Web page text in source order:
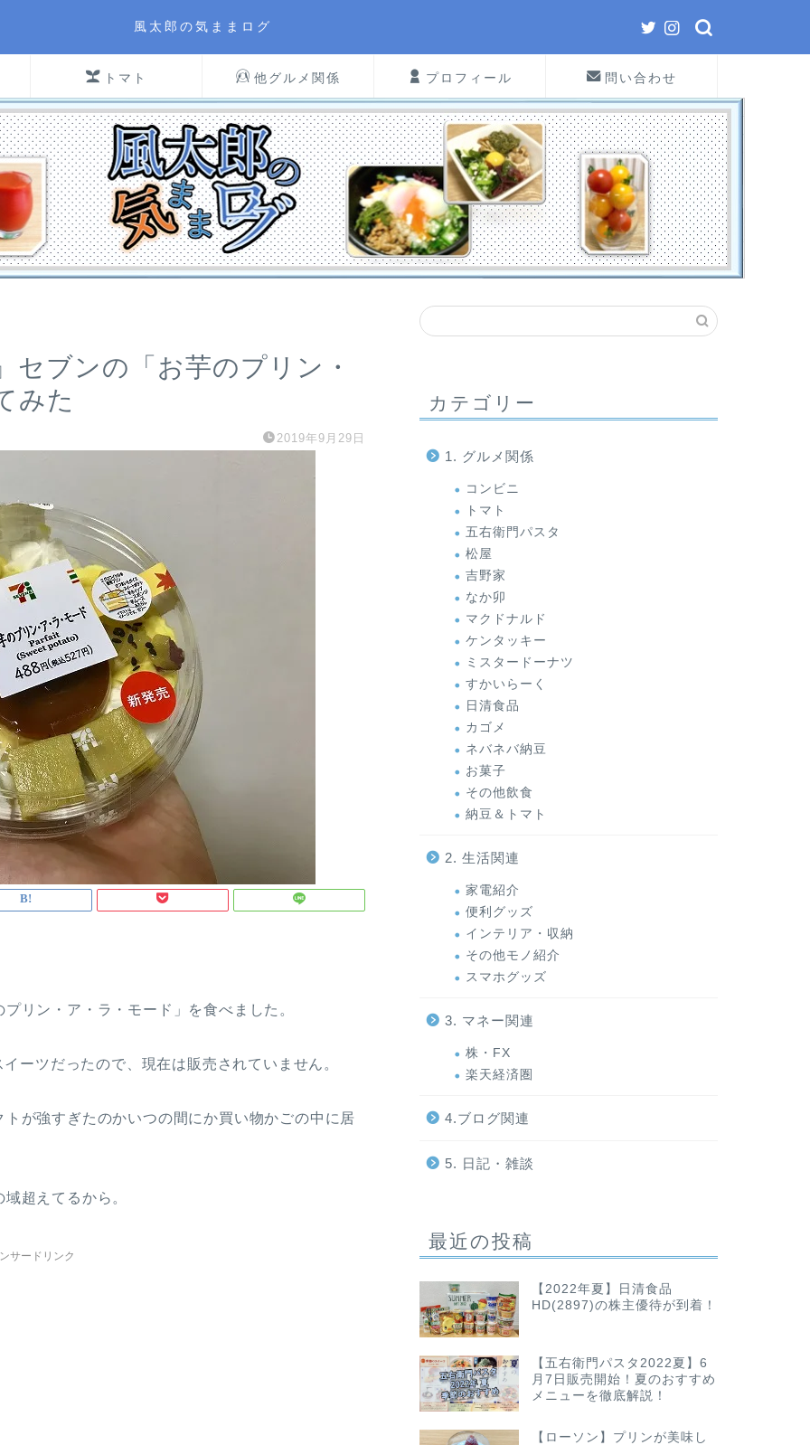
風太郎の気ままログ
トマト 他グルメ関係 プロフィール 問い合わせ
セブンの「お芋のプリン・
みた
2019年9月29日
リン・ア・ラ・モード」を食べました。
ーツだったので、現在は販売されていません。
が強すぎたのかいつの間にか買い物かごの中に居
超えてるから。
サードリンク
カテゴリー
1. グルメ関係
コンビニ
トマト
五右衛門パスタ
松屋
吉野家
なか卯
マクドナルド
ケンタッキー
ミスタードーナツ
すかいらーく
日清食品
カゴメ
ネバネバ納豆
お菓子
その他飲食
納豆＆トマト
2. 生活関連
家電紹介
便利グッズ
インテリア・収納
その他モノ紹介
スマホグッズ
3. マネー関連
株・FX
楽天経済圏
4.ブログ関連
5. 日記・雑談
最近の投稿
【2022年夏】日清食品
HD(2897)の株主優待が到着！
【五右衛門パスタ2022夏】6
月7日販売開始！夏のおすすめ
メニューを徹底解説！
【ローソン】プリンが美味し